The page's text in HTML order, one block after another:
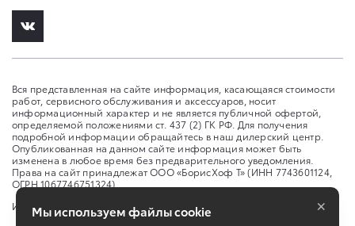
Вся представленная на сайте информация, касающаяся стоимости
работ, сервисного обслуживания и аксессуаров, носит
информационный характер и не является публичной офертой,
определяемой положениями ст. 437 (2) ГК РФ. Для получения
подробной информации обращайтесь в наш дилерский центр.
Опубликованная на данном сайте информация может быть
изменена в любое время без предварительного уведомления.
Права на сайт принадлежат ООО «БорисХоф Т» (ИНН 7743601124,
ОГРН 1067746751324)
Изменить настройку cookies
Мы используем файлы cookie ×